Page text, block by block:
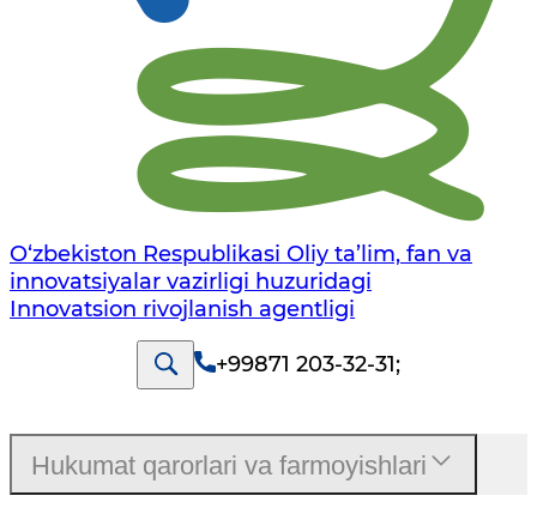
O‘zbekiston Respublikasi Oliy ta’lim, fan va
innovatsiyalar vazirligi huzuridagi
Innovatsion rivojlanish agentligi
+99871 203-32-31;
Hukumat qarorlari va farmoyishlari